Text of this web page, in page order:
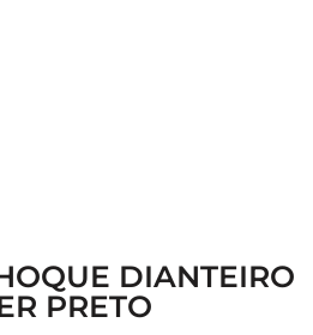
DIANTEIRO
PRETO